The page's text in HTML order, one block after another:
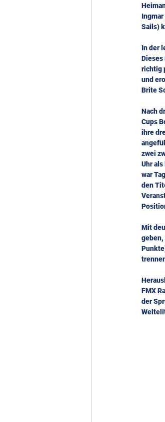
Sails)
In der
Dieses
richtig
und
Brite
Nach
Cups
ihre
zwei
Uhr
war
den
Mit
FMX
der